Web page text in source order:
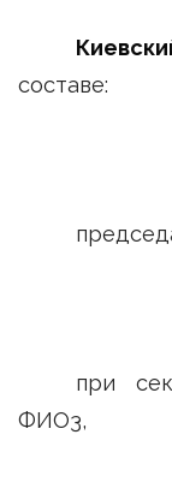
составе:
при
ФИО3,